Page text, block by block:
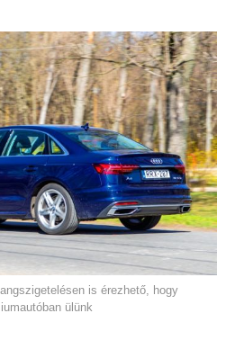
is érezhető, hogy
ülünk